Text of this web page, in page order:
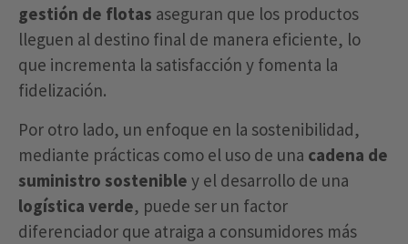
gestión de flotas aseguran que los productos
lleguen al destino final de manera eficiente, lo
que incrementa la satisfacción y fomenta la
fidelización.
Por otro lado, un enfoque en la sostenibilidad,
mediante prácticas como el uso de una cadena de
suministro sostenible y el desarrollo de una
logística verde, puede ser un factor
diferenciador que atraiga a consumidores más